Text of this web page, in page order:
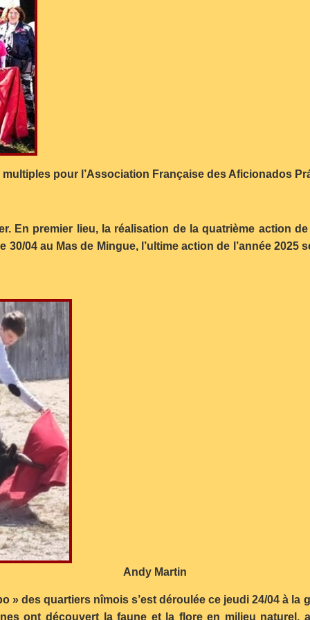
multiples pour l’Association Française des Aficionados
En premier lieu, la réalisation de la quatrième action
04 au Mas de Mingue, l’ultime action de l’année 2025
Andy Martin
» des quartiers nîmois s’est déroulée ce jeudi 24/04 à
ont découvert la faune et la flore en milieu naturel,